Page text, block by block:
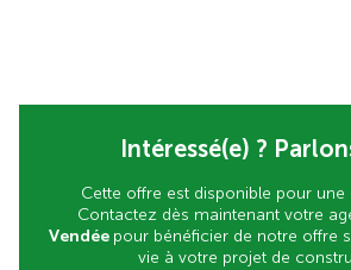
Intéressé(e) ?
Cette offre est disponible pour une
Contactez dès maintenant votre
Vendée pour bénéficier de notre offre
vie à votre projet de